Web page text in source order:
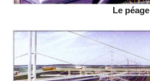
Le péage